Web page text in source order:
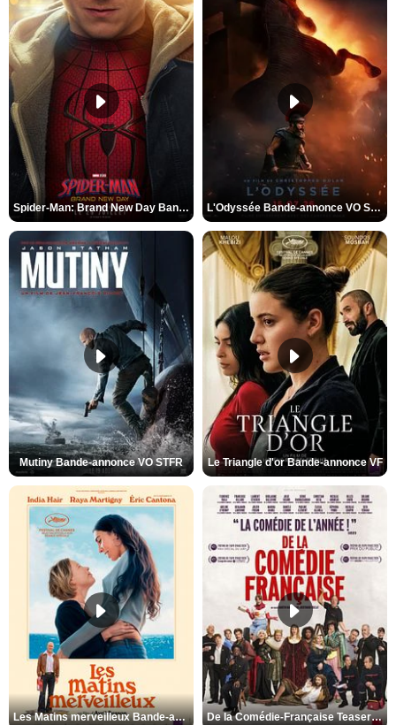
Spider-Man: Brand New Day Bande-annonce VO STFR L'Odyssée Bande-annonce VO STFR
Mutiny Bande-annonce VO STFR Le Triangle d'or Bande-annonce VF
Les Matins merveilleux Bande-annonce VF De la Comédie-Française Teaser VF